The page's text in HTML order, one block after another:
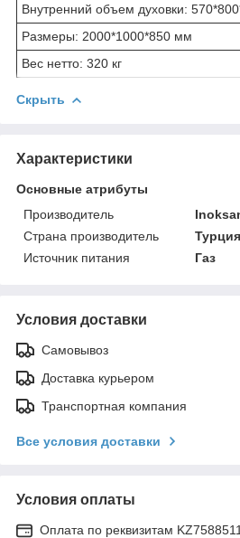
Внутренний объем духовки:
Размеры: 2000*1000*850 мм
Вес нетто: 320 кг
Скрыть
Характеристики
Основные атрибуты
Производитель
Страна производитель
Турция
Источник питания
Газ
Условия доставки
Самовывоз
Доставка курьером
Транспортная компания
Все условия доставки
Условия оплаты
Оплата по реквизитам